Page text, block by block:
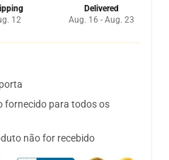
12
Delivered
Aug. 16 - Aug. 23
fornecido para todos os
não for recebido